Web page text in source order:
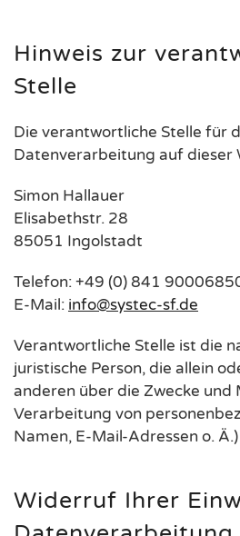
Hinweis zur
Stelle
Die verantwortliche Stelle für
Datenverarbeitung auf dieser
Simon Hallauer
Elisabethstr. 28
85051 Ingolstadt
Telefon: +49 (0) 841
E-Mail: info@systec-sf.de
Verantwortliche Stelle ist die
juristische Person, die allein
anderen über die Zwecke und
Verarbeitung von
Namen, E-Mail-Adressen o.
Widerruf Ihrer